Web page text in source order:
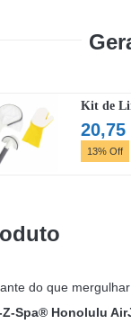
20,75
13% Off
do que
Z-Spa® Honolulu